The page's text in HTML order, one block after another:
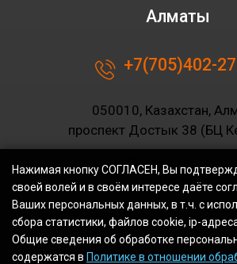
Алматы
+7(705)402-
050010, Казахстан,
проспект Достык 38 (БЦ
График работы:
10.00-19.00
Нажимая кнопку СОГЛАСЕН, Вы
своей волей и в своём интересе даёте
Ваших персональных данных, в т.ч. с
сбора статистики, файлов cookie, ip-
Общие сведения об обработке
содержатся в Политике в отношении